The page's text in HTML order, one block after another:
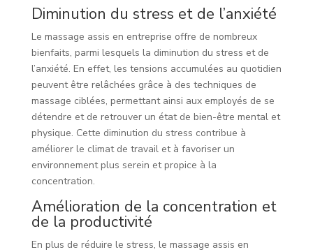
Diminution du stress et de l’anxiété
Le massage assis en entreprise offre de nombreux
bienfaits, parmi lesquels la diminution du stress et de
l’anxiété. En effet, les tensions accumulées au quotidien
peuvent être relâchées grâce à des techniques de
massage ciblées, permettant ainsi aux employés de se
détendre et de retrouver un état de bien-être mental et
physique. Cette diminution du stress contribue à
améliorer le climat de travail et à favoriser un
environnement plus serein et propice à la
concentration.
Amélioration de la concentration et
de la productivité
En plus de réduire le stress, le massage assis en